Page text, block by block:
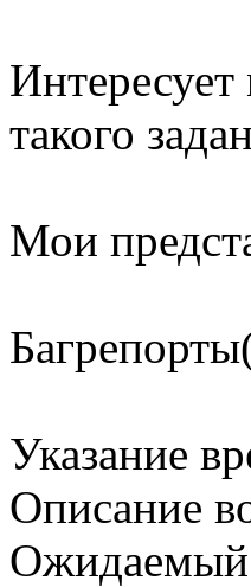
такого
Мои
Указание
Описание
Ожидаемый